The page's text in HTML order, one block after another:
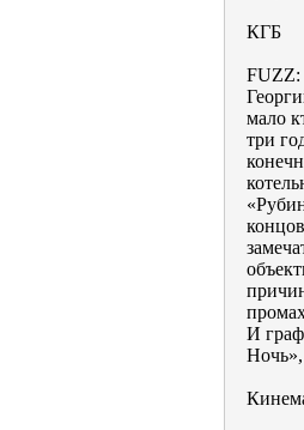
КГБ
FUZZ:
мало
три
И
Ночь»,